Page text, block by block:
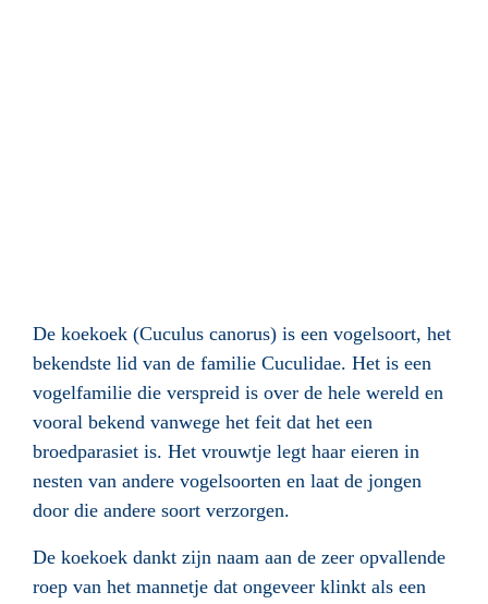
De koekoek (Cuculus canorus) is een vogelsoort, het
bekendste lid van de familie Cuculidae. Het is een
vogelfamilie die verspreid is over de hele wereld en
vooral bekend vanwege het feit dat het een
broedparasiet is. Het vrouwtje legt haar eieren in
nesten van andere vogelsoorten en laat de jongen
door die andere soort verzorgen.
De koekoek dankt zijn naam aan de zeer opvallende
roep van het mannetje dat ongeveer klinkt als een